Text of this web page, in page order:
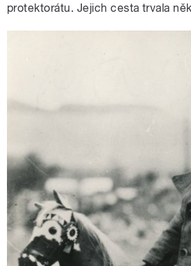
protektorátu. Jejich cesta trvala